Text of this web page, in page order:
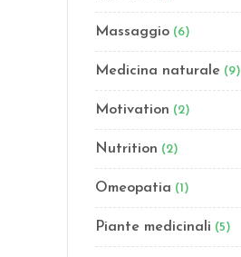
Massaggio (6)
Medicina naturale (9)
Motivation (2)
Nutrition (2)
Omeopatia (1)
Piante medicinali (5)